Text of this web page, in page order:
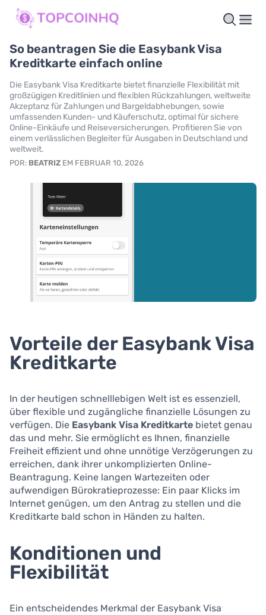
So beantragen Sie die Easybank Visa
Kreditkarte einfach online
Die Easybank Visa Kreditkarte bietet finanzielle Flexibilität mit
großzügigen Kreditlinien und flexiblen Rückzahlungen, weltweite
Akzeptanz für Zahlungen und Bargeldabhebungen, sowie
umfassenden Kunden- und Käuferschutz, optimal für sichere
Online-Einkäufe und Reiseversicherungen. Profitieren Sie von
einem verlässlichen Begleiter für Ausgaben in Deutschland und
weltweit.
POR: BEATRIZ EM FEBRUAR 10, 2026
Vorteile der Easybank Visa
Kreditkarte
In der heutigen schnelllebigen Welt ist es essenziell,
über flexible und zugängliche finanzielle Lösungen zu
verfügen. Die Easybank Visa Kreditkarte bietet genau
das und mehr. Sie ermöglicht es Ihnen, finanzielle
Freiheit effizient und ohne unnötige Verzögerungen zu
erreichen, dank ihrer unkomplizierten Online-
Beantragung. Keine langen Wartezeiten oder
aufwendigen Bürokratieprozesse: Ein paar Klicks im
Internet genügen, um den Antrag zu stellen und die
Kreditkarte bald schon in Händen zu halten.
Konditionen und
Flexibilität
Ein entscheidendes Merkmal der Easybank Visa